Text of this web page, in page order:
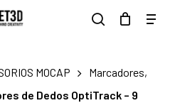
Menu
MOCAP
Marcadores,
de Dedos OptiTrack – 9